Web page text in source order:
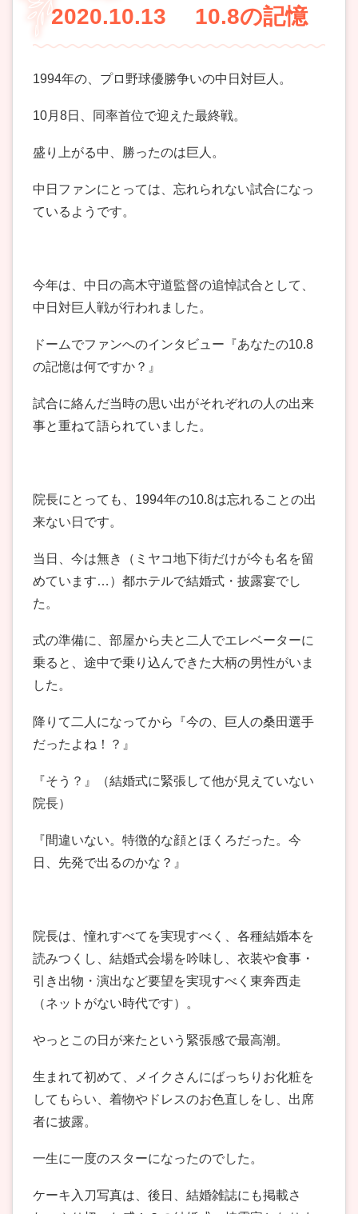
2020.10.13 10.8の記憶
1994年の、プロ野球優勝争いの中日対巨人。
10月8日、同率首位で迎えた最終戦。
盛り上がる中、勝ったのは巨人。
中日ファンにとっては、忘れられない試合になっ
ているようです。
今年は、中日の高木守道監督の追悼試合として、
中日対巨人戦が行われました。
ドームでファンへのインタビュー『あなたの10.8
の記憶は何ですか？』
試合に絡んだ当時の思い出がそれぞれの人の出来
事と重ねて語られていました。
院長にとっても、1994年の10.8は忘れることの出
来ない日です。
当日、今は無き（ミヤコ地下街だけが今も名を留
めています…）都ホテルで結婚式・披露宴でし
た。
式の準備に、部屋から夫と二人でエレベーターに
乗ると、途中で乗り込んできた大柄の男性がいま
した。
降りて二人になってから『今の、巨人の桑田選手
だったよね！？』
『そう？』（結婚式に緊張して他が見えていない
院長）
『間違いない。特徴的な顔とほくろだった。今
日、先発で出るのかな？』
院長は、憧れすべてを実現すべく、各種結婚本を
読みつくし、結婚式会場を吟味し、衣装や食事・
引き出物・演出など要望を実現すべく東奔西走
（ネットがない時代です）。
やっとこの日が来たという緊張感で最高潮。
生まれて初めて、メイクさんにばっちりお化粧を
してもらい、着物やドレスのお色直しをし、出席
者に披露。
一生に一度のスターになったのでした。
ケーキ入刀写真は、後日、結婚雑誌にも掲載さ